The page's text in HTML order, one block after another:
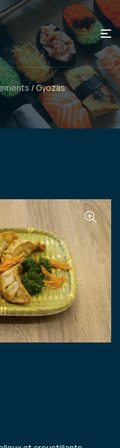
/ Gyozas